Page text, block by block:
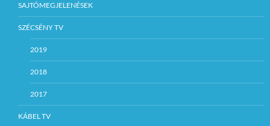
SAJTÓMEGJELENÉSEK
SZÉCSÉNY TV
2019
2018
2017
KÁBEL TV